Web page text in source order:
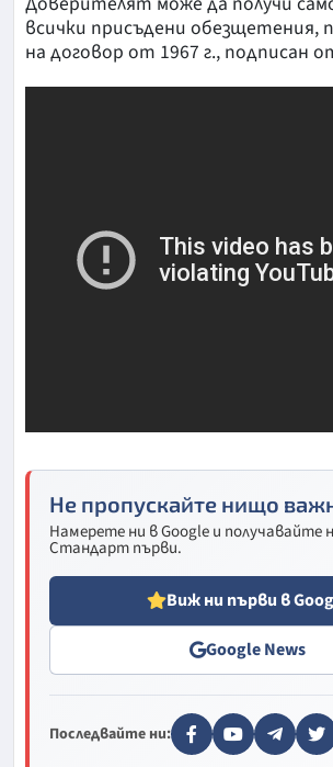
всички присъдени обезщетения,
на договор от 1967 г., подписан
Не пропускайте нищо
Намерете ни в Google и
Стандарт първи.
Виж ни първи в
Google News
Последвайте ни: